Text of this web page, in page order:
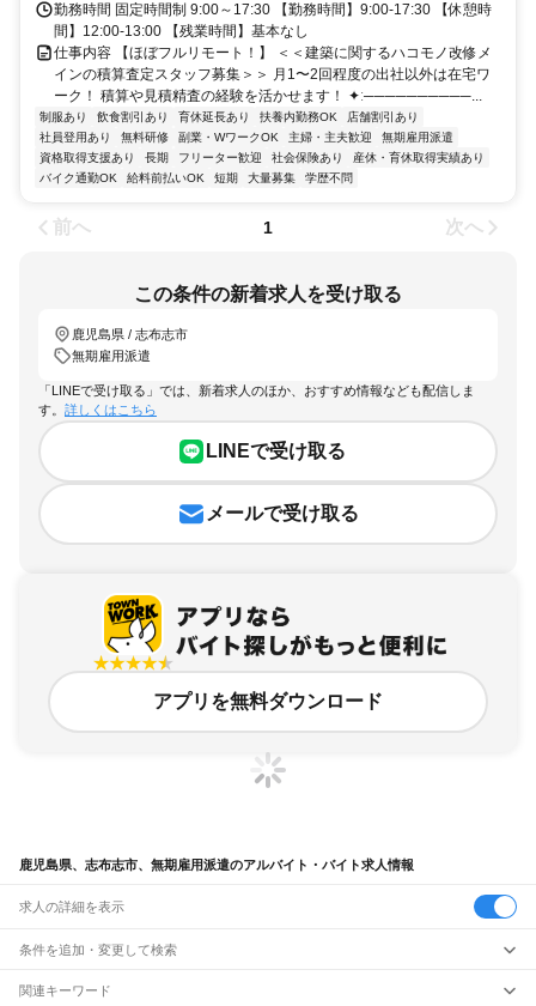
勤務時間 固定時間制 9:00～17:30 【勤務時間】9:00-17:30 【休憩時
間】12:00-13:00 【残業時間】基本なし
仕事内容 【ほぼフルリモート！】 ＜＜建築に関するハコモノ改修メ
インの積算査定スタッフ募集＞＞ 月1〜2回程度の出社以外は在宅ワ
ーク！ 積算や見積精査の経験を活かせます！ ✦ː──────────...
制服あり 飲食割引あり 育休延長あり 扶養内勤務OK
店舗割引あり
社員登用あり
無料研修 副業・WワークOK 主婦・主夫歓迎
無期雇用派遣
資格取得支援あり
長期 フリーター歓迎 社会保険あり
産休・育休取得実績あり
バイク通勤OK
給料前払いOK 短期 大量募集 学歴不問
前へ 1 次へ
この条件の新着求人を受け取る
鹿児島県 / 志布志市
無期雇用派遣
「LINEで受け取る」では、新着求人のほか、おすすめ情報なども配信しま
す。 詳しくはこちら
LINEで受け取る
メールで受け取る
アプリを無料ダウンロード
鹿児島県、志布志市、無期雇用派遣のアルバイト・バイト求人情報
求人の詳細を表示
条件を追加・変更して検索
市区町村を追加・変更
関連キーワード